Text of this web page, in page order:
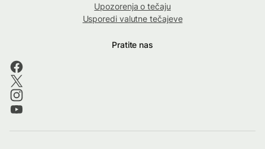
Upozorenja o tečaju
Usporedi valutne tečajeve
Pratite nas